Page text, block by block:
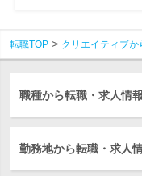
転職TOP クリエイティブか
職種から転職・求人情
勤務地から転職・求人